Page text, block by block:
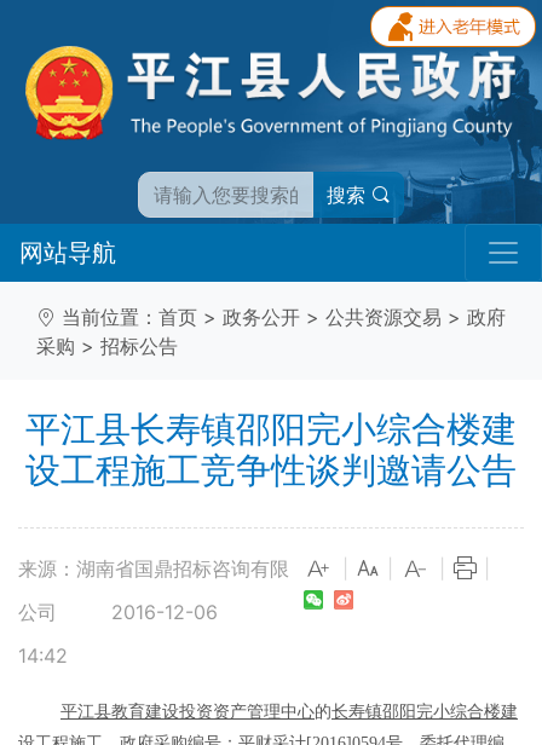
搜索
网站导航
当前位置： 首页 > 政务公开 > 公共资源交易 > 政府
采购 > 招标公告
平江县长寿镇邵阳完小综合楼建
设工程施工竞争性谈判邀请公告
来源：湖南省国鼎招标咨询有限
公司
2016-12-06
14:42
平江县教育建设投资资产管理中心的长寿镇邵阳完小综合楼建